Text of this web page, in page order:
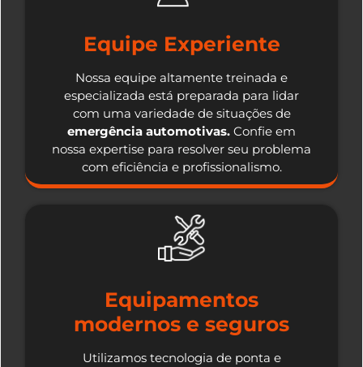
Equipe Experiente
Nossa equipe altamente treinada e
especializada está preparada para lidar
com uma variedade de situações de
emergência automotivas. Confie em
nossa expertise para resolver seu problema
com eficiência e profissionalismo.
Equipamentos
modernos e seguros
Utilizamos tecnologia de ponta e